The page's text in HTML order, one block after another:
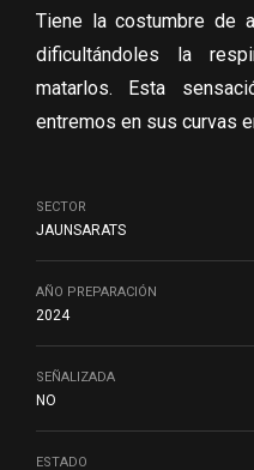
Tiene la costumbre de
dificultándoles la
matarlos. Esta
entremos en sus curvas
SECTOR
JAUNSARATS
AÑO PREPARACIÓN
2024
SEÑALIZADA
NO
ESTADO